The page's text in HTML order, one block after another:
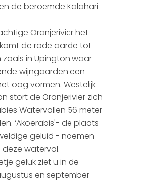
de beroemde Kalahari-
Oranjerivier het
komt de rode aarde tot
zoals in Upington waar
wijngaarden een
oog vormen. Westelijk
stort de Oranjerivier zich
Watervallen 56 meter
‘Akoerabis'- de plaats
geluid - noemen
deze waterval.
geluk ziet u in de
en september